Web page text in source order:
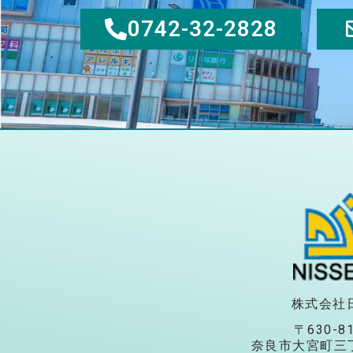
0742-32-2828
株式会社
〒630-
奈良市大宮町三